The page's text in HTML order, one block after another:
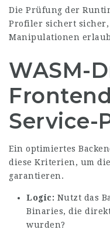
Die Prüfung der
Profiler sichert
Manipulationen
WASM-
Service-
Ein optimiertes
diese Kriterien, um
garantieren.
Logic: Nutzt das
Binaries, die
wurden?